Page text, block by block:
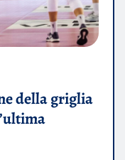
della griglia